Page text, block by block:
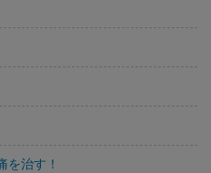
を治す！